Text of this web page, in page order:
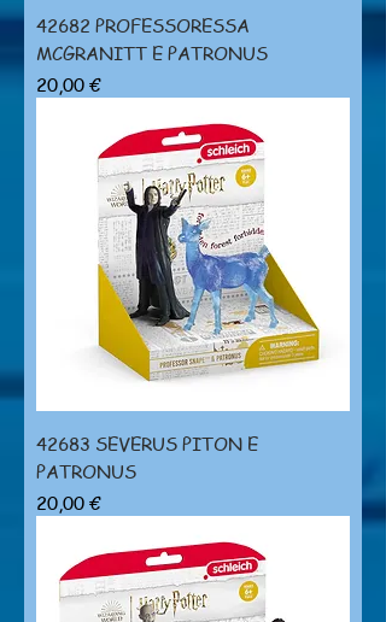
42682 PROFESSORESSA
MCGRANITT E PATRONUS
Prezzo
20,00 €
42683 SEVERUS PITON E
PATRONUS
Prezzo
20,00 €